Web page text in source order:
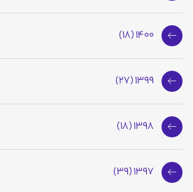
1400 (18)
1399 (27)
1398 (18)
1397 (39)